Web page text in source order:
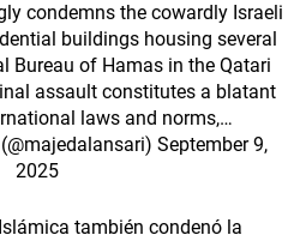
condemns the cowardly Israeli
buildings housing several
Bureau of Hamas in the Qatari
assault constitutes a blatant
laws and norms,…
September 9,
2025
también condenó la